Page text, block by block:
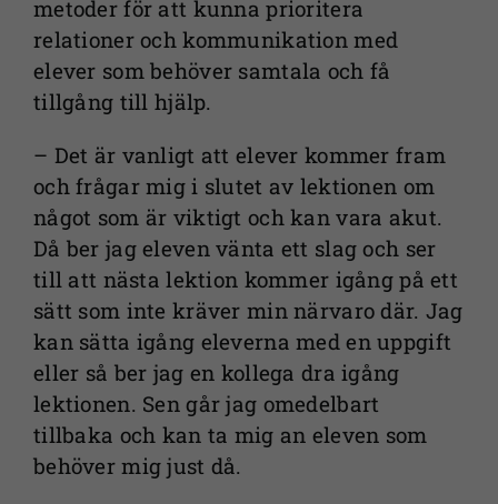
metoder för att kunna prioritera
relationer och kommunikation med
elever som behöver samtala och få
tillgång till hjälp.
– Det är vanligt att elever kommer fram
och frågar mig i slutet av lektionen om
något som är viktigt och kan vara akut.
Då ber jag eleven vänta ett slag och ser
till att nästa lektion kommer igång på ett
sätt som inte kräver min närvaro där. Jag
kan sätta igång eleverna med en uppgift
eller så ber jag en kollega dra igång
lektionen. Sen går jag omedelbart
tillbaka och kan ta mig an eleven som
behöver mig just då.
Nödvändiga
Dessa kakor
går inte att
välja bort. De